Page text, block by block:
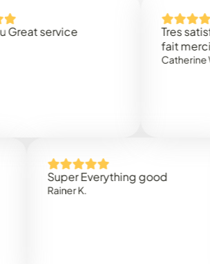
service
Tres satisfaite
fait merci
Catherine W.
Super Everything good
Rainer K.